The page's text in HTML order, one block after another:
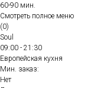
60-90 мин.
Смотреть полное меню
(0)
Soul
09:00 - 21:30
Европейская кухня
Мин. заказ:
Нет